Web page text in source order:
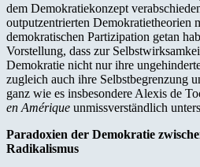
dem Demokratiekonzept
outputzentrierten Demokratietheorien
demokratischen Partizipation getan
Vorstellung, dass zur
Demokratie nicht nur ihre
zugleich auch ihre Selbstbegrenzung
ganz wie es insbesondere Alexis de
en Amérique unmissverständlich
Paradoxien der Demokratie
Radikalismus